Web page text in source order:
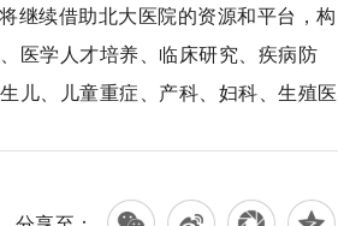
继续借助北大医院的资源和平台，构
医学人才培养、临床研究、疾病防
儿、儿童重症、产科、妇科、生殖医